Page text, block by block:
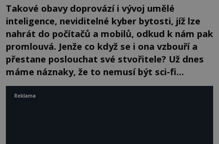
Takové obavy doprovází i vývoj umělé
inteligence, neviditelné kyber bytosti, jíž lze
nahrát do počítačů a mobilů, odkud k nám pak
promlouvá. Jenže co když se i ona vzbouří a
přestane poslouchat své stvořitele? Už dnes
máme náznaky, že to nemusí být sci-fi…
Reklama